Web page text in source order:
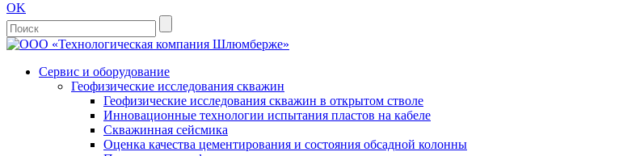
OK
Сервис и оборудование
Геофизические исследования скважин
Геофизические исследования скважин в открытом стволе
Инновационные технологии испытания пластов на кабеле
Скважинная сейсмика
Оценка качества цементирования и состояния обсадной колонны